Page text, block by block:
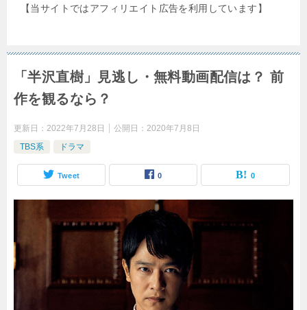
【当サイトではアフィリエイト広告を利用しています】
「半沢直樹」見逃し・無料動画配信は？ 前
作を観るなら？
更新日： 2022年7月28日 公開日： 2020年7月8日
TBS系
ドラマ
Tweet 0 0